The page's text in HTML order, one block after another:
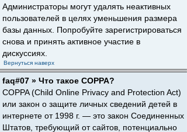
Администраторы могут удалять неактивных
пользователей в целях уменьшения размера
базы данных. Попробуйте зарегистрироваться
снова и принять активное участие в
дискуссиях.
Вернуться наверх
faq#07 » Что такое COPPA?
COPPA (Child Online Privacy and Protection Act)
или закон о защите личных сведений детей в
интернете от 1998 г. — это закон Соединенных
Штатов, требующий от сайтов, потенциально